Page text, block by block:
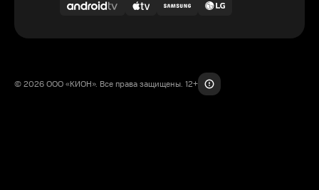
© 2026 ООО «КИОН». Все права защищены. 12+